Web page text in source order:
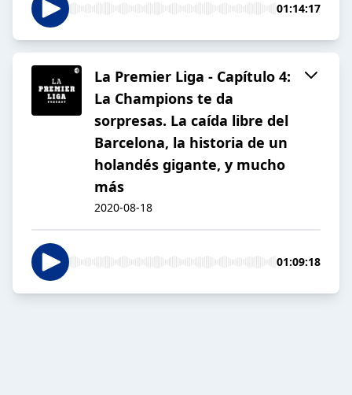
01:14:17
La Premier Liga - Capítulo 4:
La Champions te da
sorpresas. La caída libre del
Barcelona, la historia de un
holandés gigante, y mucho
más
2020-08-18
01:09:18